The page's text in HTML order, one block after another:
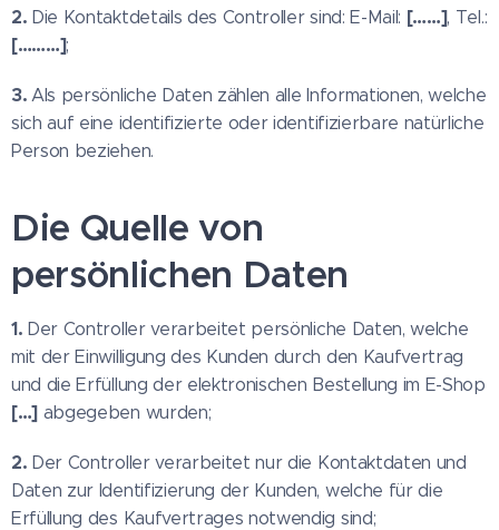
2. Die Kontaktdetails des Controller sind: E-Mail: [……], Tel.:
[………];
3.Als persönliche Daten zählen alle Informationen, welche
sich auf eine identifizierte oder identifizierbare natürliche
Person beziehen.
Die Quelle von
persönlichen Daten
1. Der Controller verarbeitet persönliche Daten, welche
mit der Einwilligung des Kunden durch den Kaufvertrag
und die Erfüllung der elektronischen Bestellung im E-Shop
[…] abgegeben wurden;
2. Der Controller verarbeitet nur die Kontaktdaten und
Daten zur Identifizierung der Kunden, welche für die
Erfüllung des Kaufvertrages notwendig sind;